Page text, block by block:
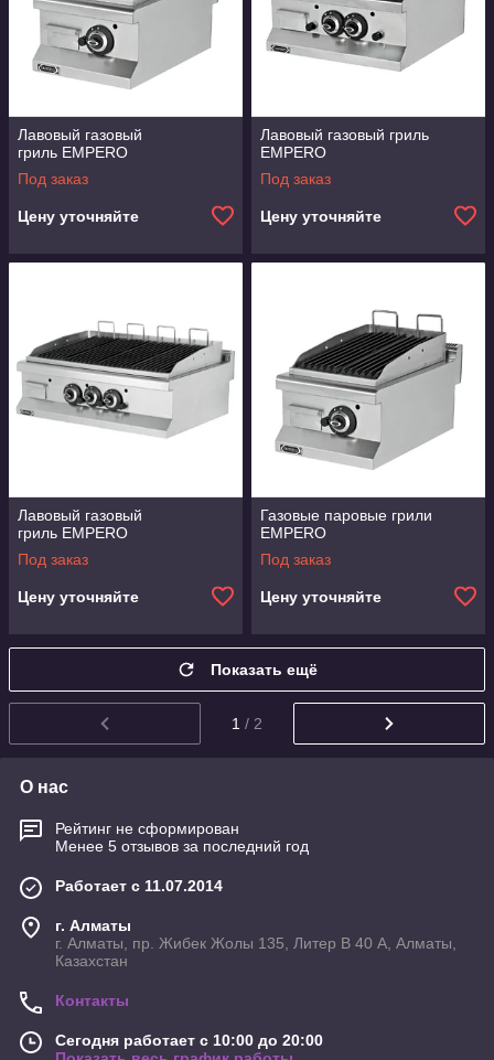
Лавовый газовый
гриль EMPERO
Под заказ
Цену уточняйте
Лавовый газовый гриль
EMPERO
Под заказ
Цену уточняйте
Лавовый газовый
гриль EMPERO
Под заказ
Цену уточняйте
Газовые паровые грили
EMPERO
Под заказ
Цену уточняйте
Показать ещё
1 / 2
О нас
Рейтинг не сформирован
Менее 5 отзывов за последний год
Работает с 11.07.2014
г. Алматы
г. Алматы, пр. Жибек Жолы 135, Литер В 40 А, Алматы,
Казахстан
Контакты
Сегодня работает с 10:00 до 20:00